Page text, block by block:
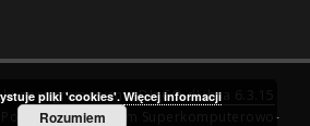
oprogramowaniuDInGO dLibra 6.3.15
Poznańskie Centrum Superkomputerowo-
pliki 'cookies'. Więcej informacji
Rozumiem